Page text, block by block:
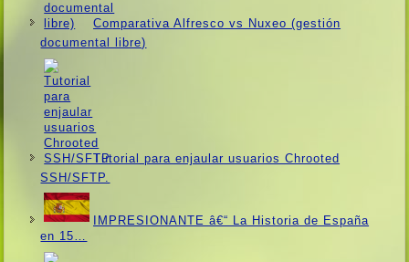
Comparativa Alfresco vs Nuxeo (gestión
documental libre)
Tutorial para enjaular usuarios Chrooted
SSH/SFTP.
IMPRESIONANTE â€“ La Historia de España
en 15…